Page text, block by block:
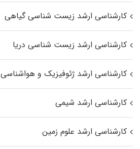
کارشناسی ارشد زیست‌ شناسی گیاهی
کارشناسی ارشد زیست‌ شناسی دریا
کارشناسی ارشد ژئوفیزیک و هواشناسی
کارشناسی ارشد شیمی
کارشناسی ارشد علوم زمین